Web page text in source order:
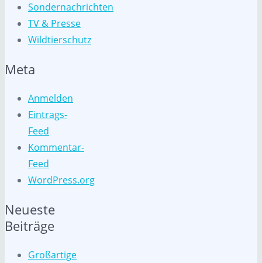
Sondernachrichten
TV & Presse
Wildtierschutz
Meta
Anmelden
Eintrags-
Feed
Kommentar-
Feed
WordPress.org
Neueste
Beiträge
Großartige